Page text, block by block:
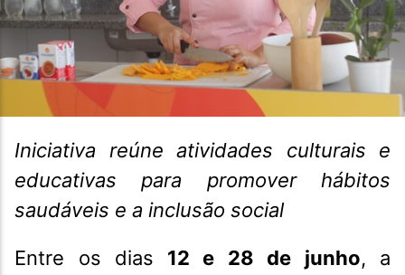
Iniciativa reúne atividades culturais e
educativas para promover hábitos
saudáveis e a inclusão social
Entre os dias 12 e 28 de junho, a